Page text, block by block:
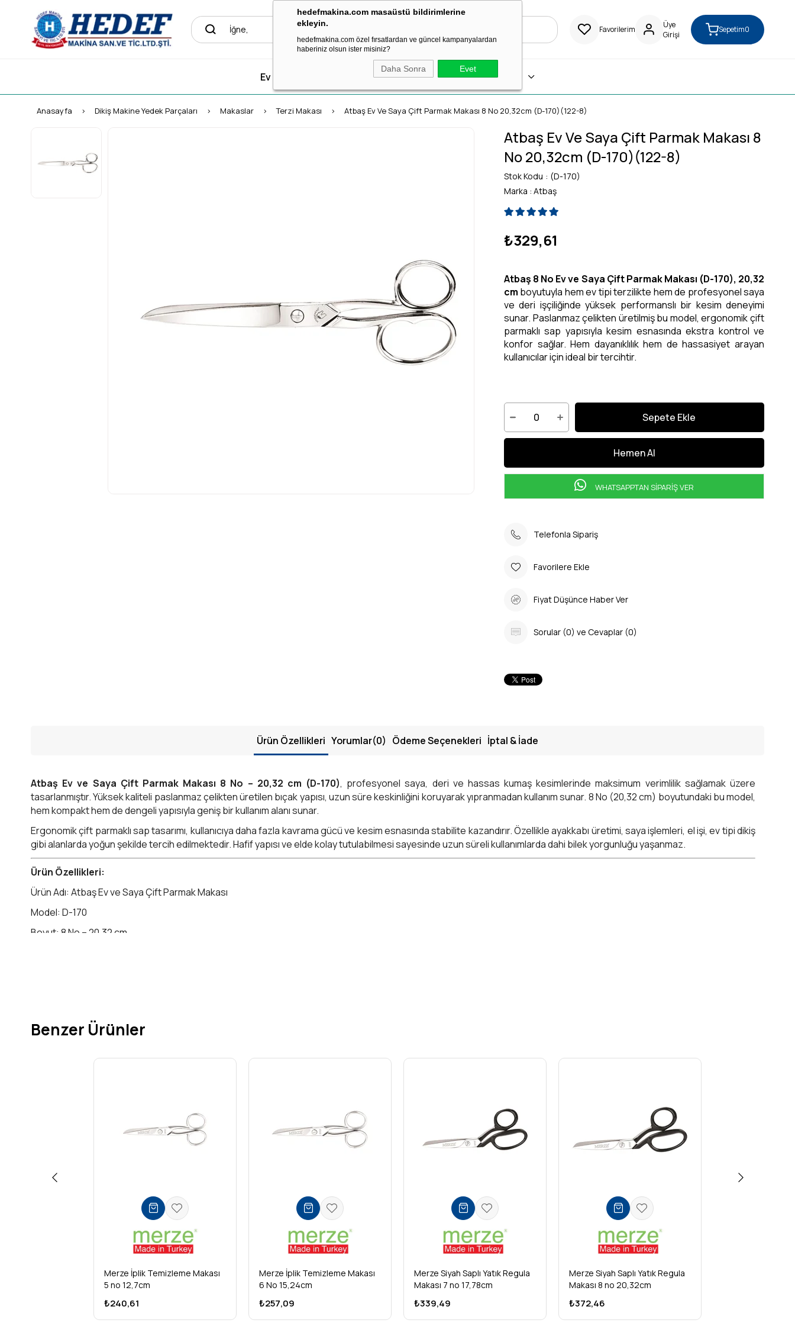
hedefmakina.com masaüstü bildirimlerine
ekleyin.
hedefmakina.com özel fırsatlardan ve güncel kampanyalardan
haberiniz olsun ister misiniz?
Daha Sonra Evet
Favorilerim
Üye
Girişi
Sepetim0
Ev Tipi Dikiş Makineleri Dikiş Aksesuar & Sarf Ütü Grubu
Anasayfa Dikiş Makine Yedek Parçaları Makaslar Terzi Makası Atbaş Ev Ve Saya Çift Parmak Makası 8 No 20,32cm (D-170)(122-8)
Atbaş Ev Ve Saya Çift Parmak Makası 8
No 20,32cm (D-170)(122-8)
Stok Kodu
(D-170)
Marka : Atbaş
₺329,61
Atbaş 8 No Ev ve Saya Çift Parmak Makası (D-170), 20,32
cm boyutuyla hem ev tipi terzilikte hem de profesyonel saya
ve deri işçiliğinde yüksek performanslı bir kesim deneyimi
sunar. Paslanmaz çelikten üretilmiş bu model, ergonomik çift
parmaklı sap yapısıyla kesim esnasında ekstra kontrol ve
konfor sağlar. Hem dayanıklılık hem de hassasiyet arayan
kullanıcılar için ideal bir tercihtir.
WHATSAPPTAN SİPARİŞ VER
Telefonla Sipariş
Favorilere Ekle
Fiyat Düşünce Haber Ver
Sorular (0) ve Cevaplar (0)
Ürün Özellikleri Yorumlar(0) Ödeme Seçenekleri İptal & İade
Atbaş Ev ve Saya Çift Parmak Makası 8 No – 20,32 cm (D-170), profesyonel saya, deri ve hassas kumaş kesimlerinde maksimum verimlilik sağlamak üzere
tasarlanmıştır. Yüksek kaliteli paslanmaz çelikten üretilen bıçak yapısı, uzun süre keskinliğini koruyarak yıpranmadan kullanım sunar. 8 No (20,32 cm) boyutundaki bu model,
hem kompakt hem de dengeli yapısıyla geniş bir kullanım alanı sunar.
Ergonomik çift parmaklı sap tasarımı, kullanıcıya daha fazla kavrama gücü ve kesim esnasında stabilite kazandırır. Özellikle ayakkabı üretimi, saya işlemleri, el işi, ev tipi dikiş
gibi alanlarda yoğun şekilde tercih edilmektedir. Hafif yapısı ve elde kolay tutulabilmesi sayesinde uzun süreli kullanımlarda dahi bilek yorgunluğu yaşanmaz.
Ürün Özellikleri:
Ürün Adı: Atbaş Ev ve Saya Çift Parmak Makası
Model: D-170
Boyut: 8 No – 20,32 cm
Benzer Ürünler
Merze İplik Temizleme Makası
5 no 12,7cm
₺240,61
Merze İplik Temizleme Makası
6 No 15,24cm
₺257,09
Merze Siyah Saplı Yatık Regula
Makası 7 no 17,78cm
₺339,49
Merze Siyah Saplı Yatık Regula
Makası 8 no 20,32cm
₺372,46